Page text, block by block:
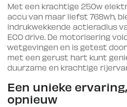
Met een krachtige 250w
accu van maar liefst 768wh,
indrukwekkende actieradius
ECO drive. De motorisering
wetgevingen en is getest door
met een gerust hart kunt
duurzame en krachtige
Een unieke
opnieuw